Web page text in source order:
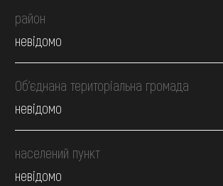
район
невідомо
Об’єднана територіальна громада
невідомо
населений пункт
невідомо